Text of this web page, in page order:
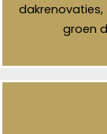
groen